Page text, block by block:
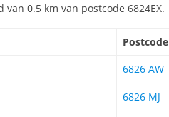
0.5 km van postcode 6824EX.
Postcode
6826 AW
6826 MJ